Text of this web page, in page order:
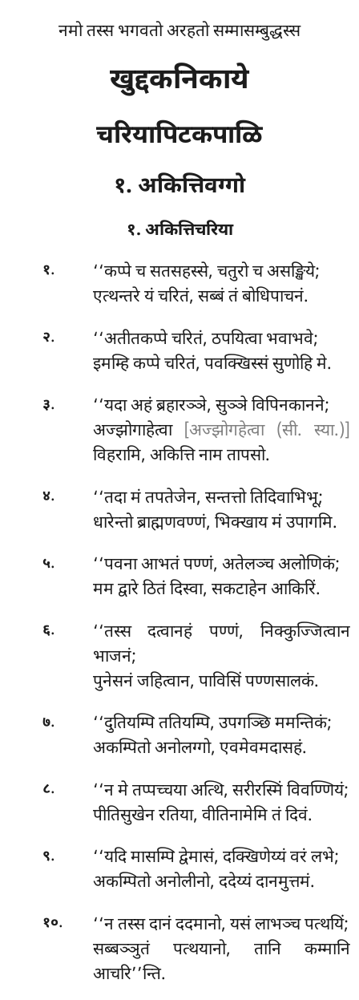
नमो तस्स भगवतो अरहतो सम्मासम्बुद्धस्स
खुद्दकनिकाये
चरियापिटकपाळि
१. अकित्तिवग्गो
१. अकित्तिचरिया
१. ‘‘कप्पेच सतसहस्से, चतुरो च असङ्खिये;
एत्थन्तरे यं चरितं, सब्बं तं बोधिपाचनं.
२.
‘‘अतीतकप्पे चरितं, ठपयित्वा भवाभवे;
इमम्हि कप्पे चरितं, पवक्खिस्सं सुणोहि मे.
३.
‘‘यदा अहं ब्रहारञ्ञे, सुञ्ञे विपिनकानने;
अज्झोगाहेत्वा
[अज्झोगहेत्वा (सी. स्या.)]
विहरामि, अकित्ति नाम तापसो.
४. ‘‘तदामं तपतेजेन, सन्तत्तो तिदिवाभिभू;
धारेन्तो ब्राह्मणवण्णं, भिक्खाय मं उपागमि.
५.
‘‘पवना आभतं पण्णं, अतेलञ्च अलोणिकं;
मम द्वारे ठितं दिस्वा, सकटाहेन आकिरिं.
६.
‘‘तस्स दत्वानहं पण्णं, निक्कुज्जित्वान
भाजनं;
पुनेसनं जहित्वान, पाविसिं पण्णसालकं.
७. ‘‘दुतियम्पिततियम्पि, उपगञ्छि ममन्तिकं;
अकम्पितो अनोलग्गो, एवमेवमदासहं.
८. ‘‘नमे तप्पच्चया अत्थि, सरीरस्मिं विवण्णियं;
पीतिसुखेन रतिया, वीतिनामेमि तं दिवं.
९.
‘‘यदि मासम्पि द्वेमासं, दक्खिणेय्यं वरं लभे;
अकम्पितो अनोलीनो, ददेय्यं दानमुत्तमं.
१०.
‘‘न तस्स दानं ददमानो, यसं लाभञ्च पत्थयिं;
सब्बञ्ञुतं पत्थयानो, तानि कम्मानि
आचरि’’न्ति.